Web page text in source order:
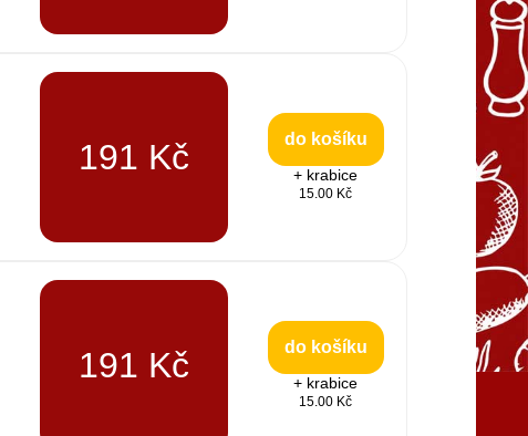
191 Kč do košíku
+ krabice
15.00 Kč
191 Kč do košíku
+ krabice
15.00 Kč